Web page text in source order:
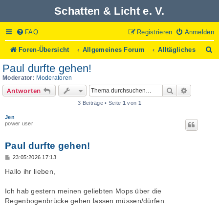
Schatten & Licht e. V.
FAQ Anmelden
Registrieren
Foren-Übersicht Allgemeines Forum Alltägliches
u
Paul durfte gehen!
Moderator: Moderatoren
Antworten Suche
3 Beiträge • Seite 1 von 1
Jen
power user
Paul durfte gehen!
B
i
t
a
g
23:05:2026 17:13
Hallo ihr lieben,
Ich hab gestern meinen geliebten Mops über die
Regenbogenbrücke gehen lassen müssen/dürfen.